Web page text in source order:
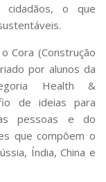
cidadãos, o que
Cora (Construção
por alunos da
Health &
de ideias para
pessoas e do
que compõem o
Índia, China e